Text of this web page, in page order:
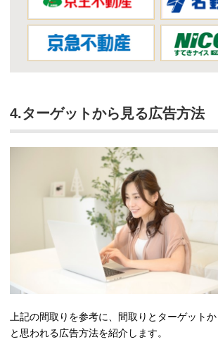
4.ターゲットから見る広告方法
上記の間取りを参考に、間取りとターゲット
と思われる広告方法を紹介します。